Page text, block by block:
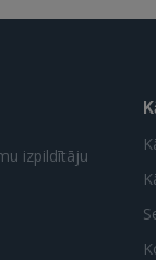
izpildītāju